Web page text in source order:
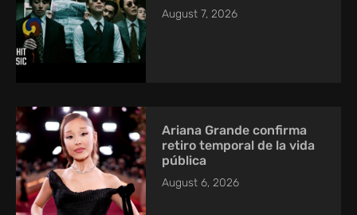
August 7, 2026
Ariana Grande confirma
retiro temporal de la vida
pública
August 6, 2026